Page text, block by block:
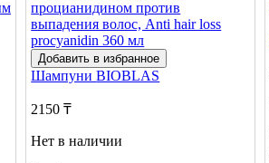
Добавить в избранное
ШампуниBIOBLAS
2150 ₸
Нет в наличии